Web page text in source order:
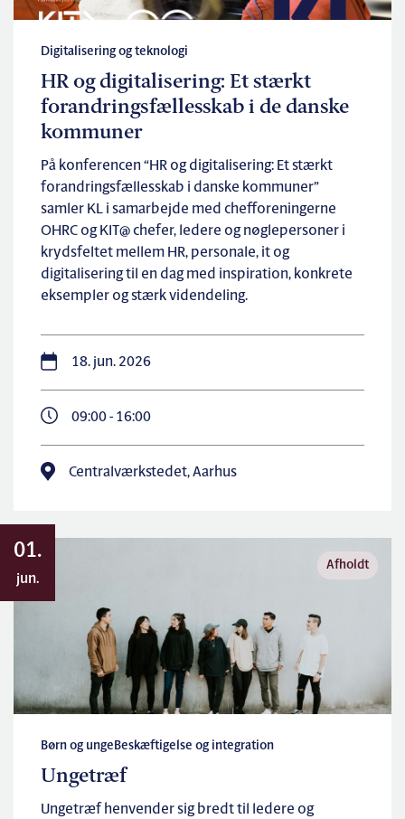
Digitalisering og teknologi
HR og digitalisering: Et stærkt
forandringsfællesskab i de danske
kommuner
På konferencen “HR og digitalisering: Et stærkt
forandringsfællesskab i danske kommuner”
samler KL i samarbejde med chefforeningerne
OHRC og KIT@ chefer, ledere og nøglepersoner i
krydsfeltet mellem HR, personale, it og
digitalisering til en dag med inspiration, konkrete
eksempler og stærk videndeling.
18. jun. 2026
09:00 - 16:00
Centralværkstedet, Aarhus
01.
jun.
Afholdt
Børn og ungeBeskæftigelse og integration
Ungetræf
Ungetræf henvender sig bredt til ledere og